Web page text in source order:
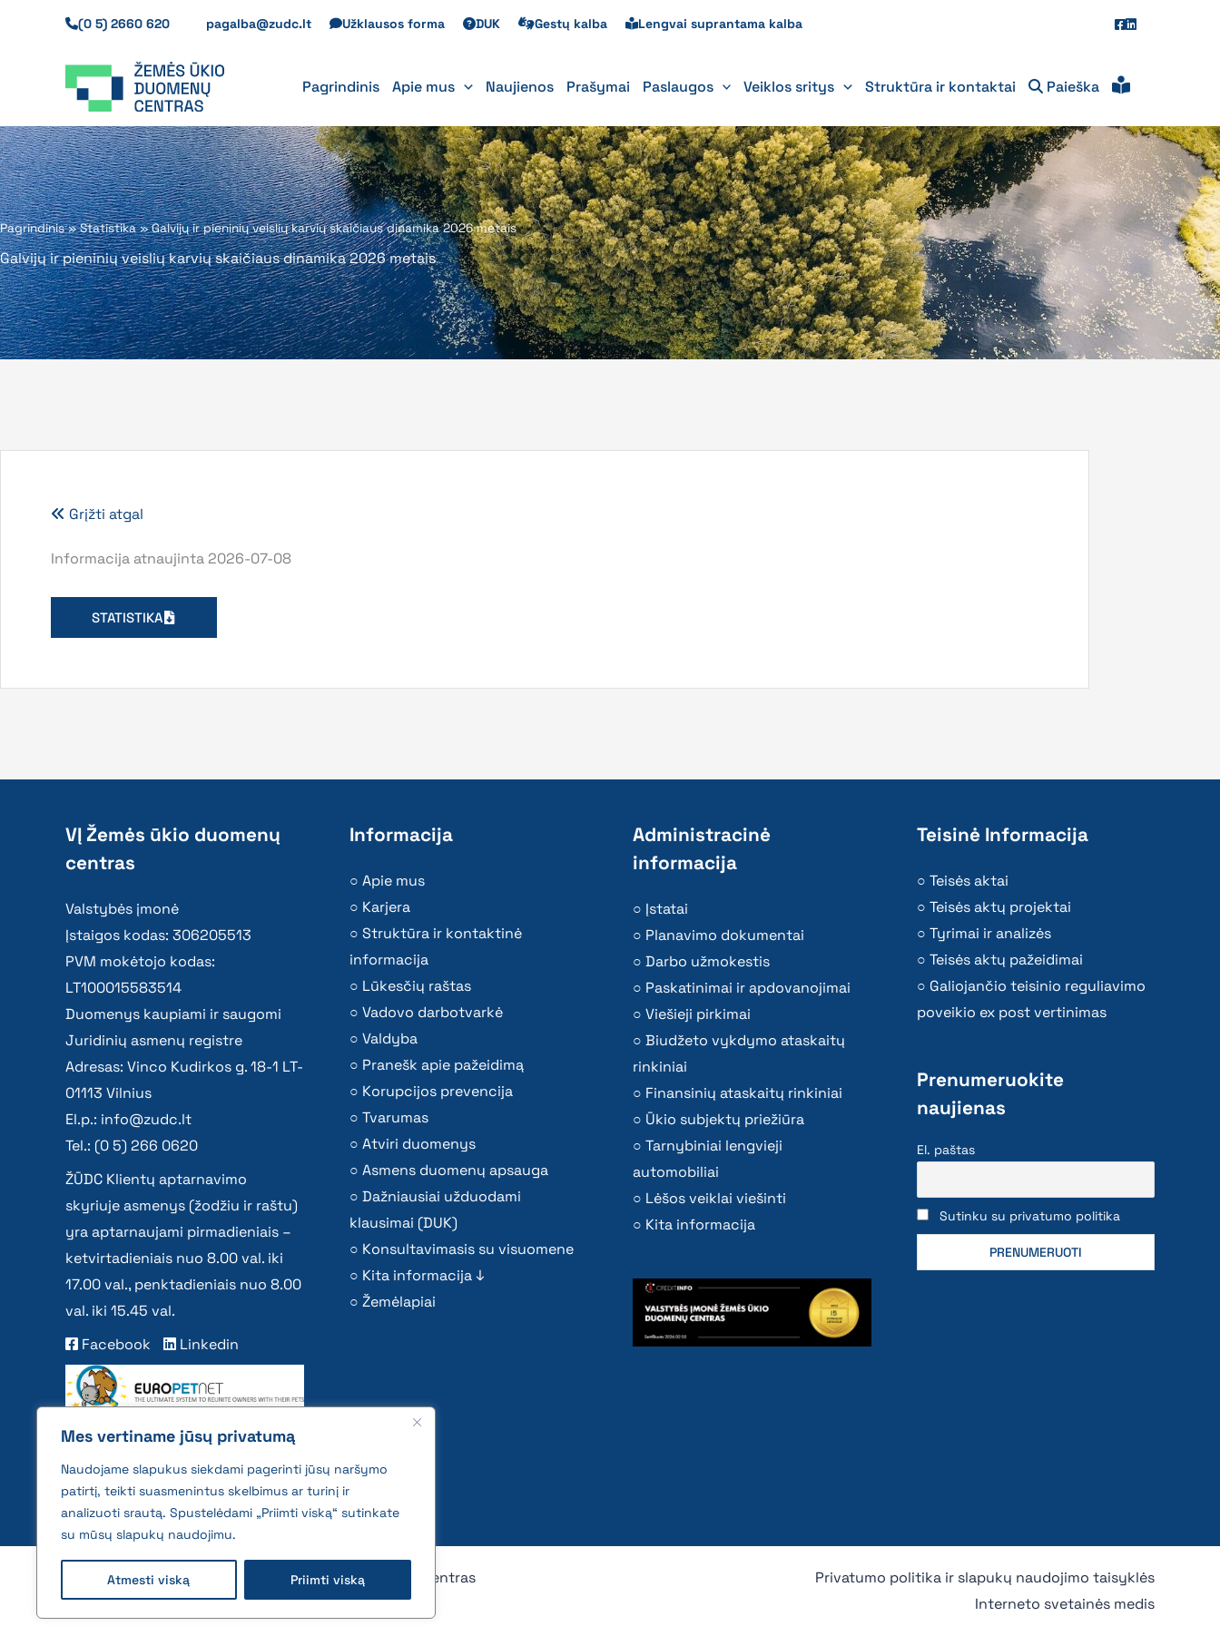
Mes vertiname jūsų privatumą
Naudojame slapukus siekdami pagerinti jūsų naršymo
patirtį, teikti suasmenintus skelbimus ar turinį ir
analizuoti srautą. Spustelėdami „Priimti viską“ sutinkate
su mūsų slapukų naudojimu.
Atmesti viską Priimti viską
(0 5) 2660 620 pagalba@zudc.lt Užklausos forma DUK Gestų kalba Lengvai suprantama kalba
Pagrindinis Apie mus Naujienos Prašymai Paslaugos Veiklos sritys Struktūra ir kontaktai Paieška
Pagrindinis»Statistika»Galvijų ir pieninių veislių karvių skaičiaus dinamika 2026 metais
Galvijų ir pieninių veislių karvių skaičiaus dinamika 2026 metais
Grįžti atgal
Informacija atnaujinta 2026-07-08
STATISTIKA
VĮ Žemės ūkio duomenų
centras
Valstybės įmonė
Įstaigos kodas: 306205513
PVM mokėtojo kodas:
LT100015583514
Duomenys kaupiami ir saugomi
Juridinių asmenų registre
Adresas: Vinco Kudirkos g. 18-1 LT-
01113 Vilnius
El.p.: info@zudc.lt
Tel.: (0 5) 266 0620
ŽŪDC Klientų aptarnavimo
skyriuje asmenys (žodžiu ir raštu)
yra aptarnaujami pirmadieniais –
ketvirtadieniais nuo 8.00 val. iki
17.00 val., penktadieniais nuo 8.00
val. iki 15.45 val.
Facebook
Linkedin
Informacija
Apie mus
Karjera
Struktūra ir kontaktinė
informacija
Lūkesčių raštas
Vadovo darbotvarkė
Valdyba
Pranešk apie pažeidimą
Korupcijos prevencija
Tvarumas
Atviri duomenys
Asmens duomenų apsauga
Dažniausiai užduodami
klausimai (DUK)
Konsultavimasis su visuomene
Kita informacija ↓
Žemėlapiai
Administracinė
informacija
Įstatai
Planavimo dokumentai
Darbo užmokestis
Paskatinimai ir apdovanojimai
Viešieji pirkimai
Biudžeto vykdymo ataskaitų
rinkiniai
Finansinių ataskaitų rinkiniai
Ūkio subjektų priežiūra
Tarnybiniai lengvieji
automobiliai
Lėšos veiklai viešinti
Kita informacija
Teisinė Informacija
Teisės aktai
Teisės aktų projektai
Tyrimai ir analizės
Teisės aktų pažeidimai
Galiojančio teisinio reguliavimo
poveikio ex post vertinimas
Prenumeruokite
naujienas
El. paštas
Sutinku su privatumo politika
2026 © All rights reserved | VĮ Žemės ūkio duomenų centras
Privatumo politika ir slapukų naudojimo taisyklės
Interneto svetainės medis